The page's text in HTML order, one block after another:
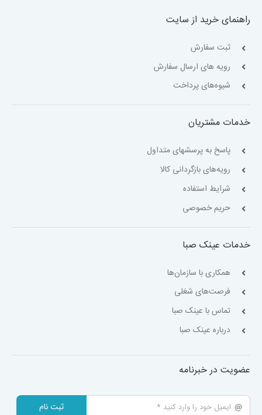
راهنمای خرید از سایت
ثبت سفارش
رویه های ارسال سفارش
شیوه‌های پرداخت
خدمات مشتریان
پاسخ به پرسشهای متداول
رویه‌های بازگردانی کالا
شرایط استفاده
حریم خصوصی
خدمات عینک صبا
همکاری با سازمان‌ها
فرصت‌های شغلی
تماس با عینک صبا
درباره عینک صبا
عضویت در خبرنامه
ثبت نام